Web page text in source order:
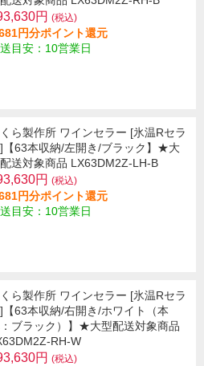
円 (税込)
円分ポイント還元
目安：10営業日
ら製作所 ワインセラー [氷温Rセラ
【63本収納/左開き/ブラック】★大
送対象商品 LX63DM2Z-LH-B
円 (税込)
円分ポイント還元
目安：10営業日
ら製作所 ワインセラー [氷温Rセラ
【63本収納/右開き/ホワイト（本
ブラック）】★大型配送対象商品
RH-W
円 (税込)